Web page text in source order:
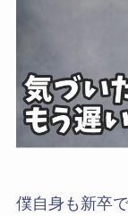
僕自身も新卒